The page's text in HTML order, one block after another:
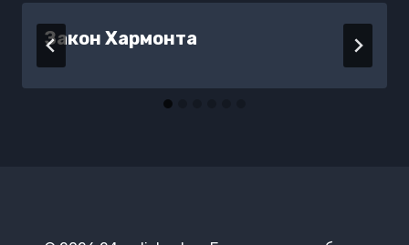
Закон Хармонта